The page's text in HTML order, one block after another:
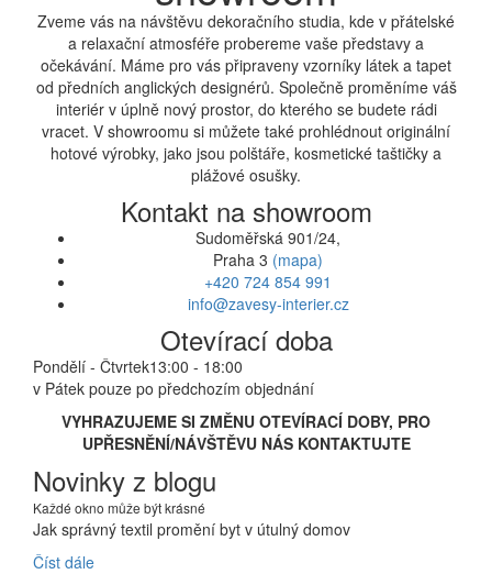
Zveme vás na návštěvu dekoračního studia, kde v přátelské
a relaxační atmosféře probereme vaše představy a
očekávání. Máme pro vás připraveny vzorníky látek a tapet
od předních anglických designérů. Společně proměníme váš
interiér v úplně nový prostor, do kterého se budete rádi
vracet. V showroomu si můžete také prohlédnout originální
hotové výrobky, jako jsou polštáře, kosmetické taštičky a
plážové osušky.
Kontakt na showroom
Sudoměřská 901/24,
Praha 3 (mapa)
+420 724 854 991
info@zavesy-interier.cz
Otevírací doba
Pondělí - Čtvrtek13:00 - 18:00
v Pátek pouze po předchozím objednání
VYHRAZUJEME SI ZMĚNU OTEVÍRACÍ DOBY, PRO
UPŘESNĚNÍ/NÁVŠTĚVU NÁS KONTAKTUJTE
Novinky z blogu
Každé okno může být krásné
Jak správný textil promění byt v útulný domov
Číst dále